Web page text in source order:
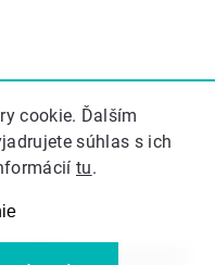
cookie. Ďalším
súhlas s ich
tu.